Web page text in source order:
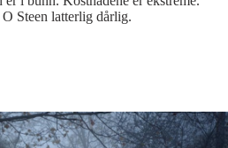
Steen latterlig dårlig.